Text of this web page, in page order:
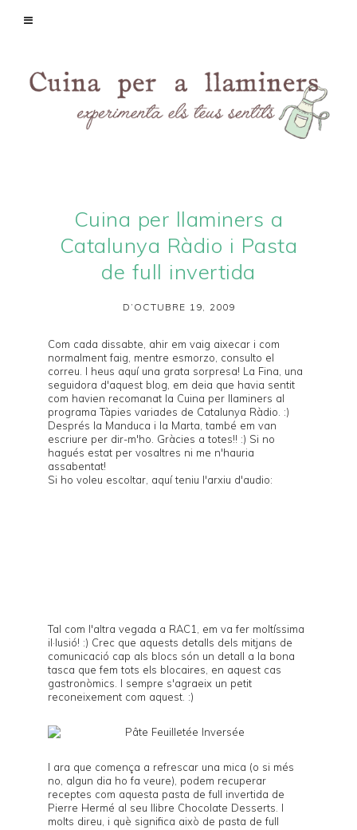
Cuina per llaminers a
Catalunya Ràdio i Pasta
de full invertida
D’OCTUBRE 19, 2009
Com cada dissabte, ahir em vaig aixecar i com
normalment faig, mentre esmorzo, consulto el
correu. I heus aquí una grata sorpresa! La Fina, una
seguidora d'aquest blog, em deia que havia sentit
com havien recomanat la Cuina per llaminers al
programaTàpies variades de Catalunya Ràdio . :)
Després la Manduca i la Marta , també em van
escriure per dir-m'ho. Gràcies a totes!! :) Si no
hagués estat per vosaltres ni me n'hauria
assabentat!
Si ho voleu escoltar, aquí teniu l'arxiu d'audio:
Tal com l'altra vegada a RAC1
, em va fer moltíssima
il·lusió! :) Crec que aquests detalls dels mitjans de
comunicació cap als blocs són un detall a la bona
tasca que fem tots els blocaires, en aquest cas
gastronòmics. I sempre s'agraeix un petit
reconeixement com aquest. :)
I ara que comença a refrescar una mica (o si més
no, algun dia ho fa veure), podem recuperar
receptes com aquesta pasta de full invertida de
Pierre Hermé al seu llibre Chocolate Desserts . I
molts direu, i què significa això de pasta de full